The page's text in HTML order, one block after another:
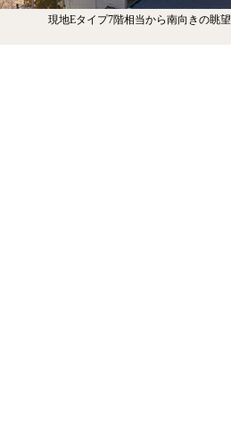
現地Eタイプ7階相当から南向きの眺望